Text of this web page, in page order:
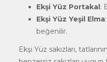
Ekşi Yüz Portakal:
Ekşi Yüz Yeşil Elma
beğenilir.
Ekşi Yüz sakızları,